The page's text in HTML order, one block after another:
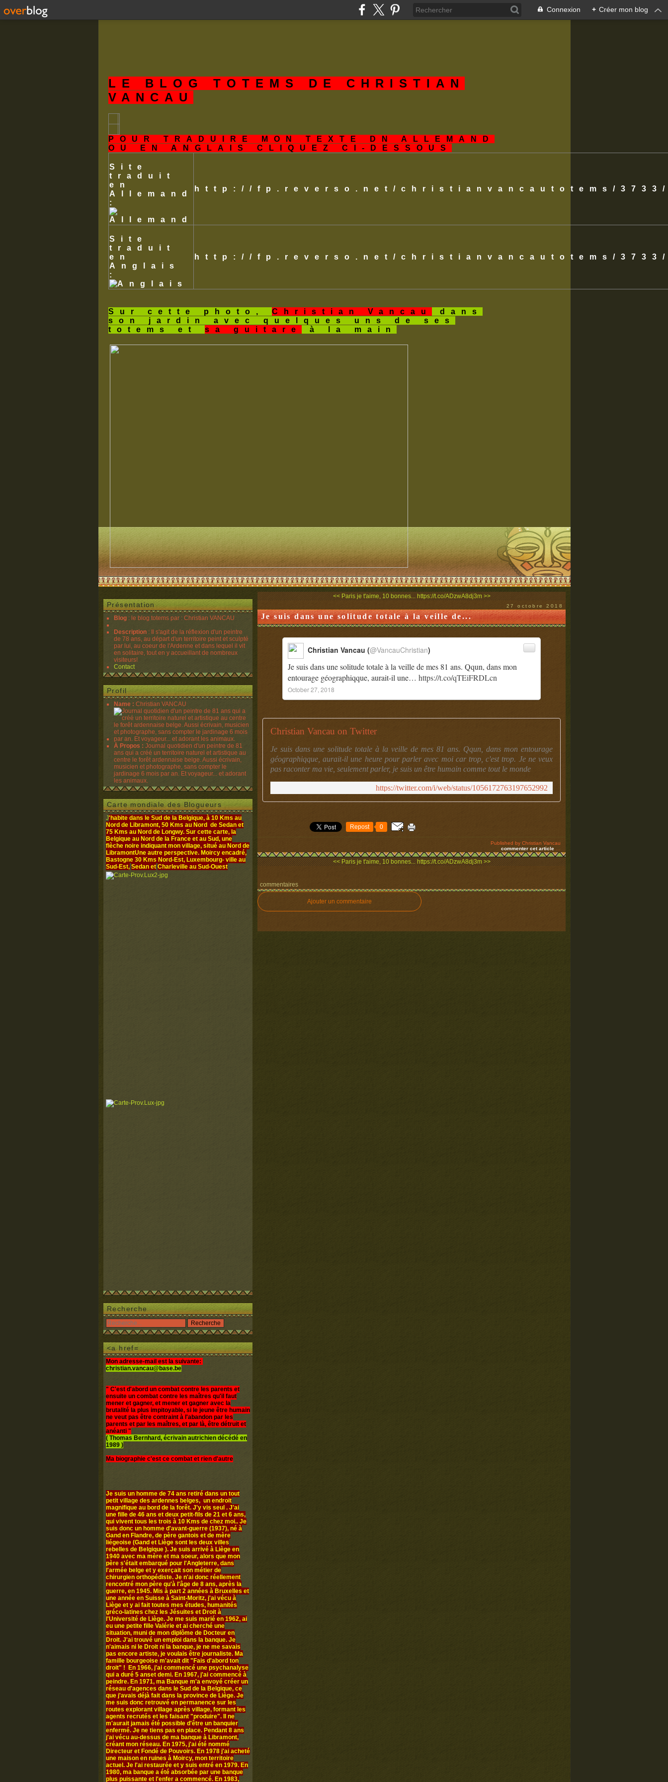
Connexion + Créer mon blog
LE BLOG TOTEMS DE CHRISTIAN
VANCAU
POUR TRADUIRE MON TEXTE DN ALLEMAND
OU EN ANGLAIS CLIQUEZ CI-DESSOUS
Site
traduit
en
Allemand
:
http://fp.reverso.net/christianvancautotems/
Site
traduit
en
Anglais
:
http://fp.reverso.net/christianvancautotems/
Sur cette photo, Christian Vancau
dans
son jardin avec quelques uns de ses
totems et sa guitare à la main
Présentation
Blog : le blog totems par : Christian VANCAU
Description : Il s'agit de la réflexion d'un peintre
de 78 ans, au départ d'un territoire peint et sculpté
par lui, au coeur de l'Ardenne et dans lequel il vit
en solitaire, tout en y accueillant de nombreux
visiteurs!
Contact
Profil
Name : Christian VANCAU
À Propos : Journal quotidien d'un peintre de 81
ans qui a créé un territoire naturel et artistique au
centre le forêt ardennaise belge. Aussi écrivain,
musicien et photographe, sans compter le
jardinage 6 mois par an. Et voyageur... et adorant
les animaux.
Carte mondiale des Blogueurs
J'habite dans le Sud de la Belgique, à 10 Kms au
Nord de Libramont, 50 Kms au Nord de Sedan et
75 Kms au Nord de Longwy. Sur cette carte, la
Belgique au Nord de la France et au Sud, une
flèche noire indiquant mon village, situé au Nord de
LibramontUne autre perspective. Moircy encadré,
Bastogne 30 Kms Nord-Est, Luxembourg- ville au
Sud-Est, Sedan et Charleville au Sud-Ouest
Recherche
<a href=
Mon adresse-mail est la suivante:
christian.vancau@base.be
" C'est d'abord un combat contre les parents et
ensuite un combat contre les maîtres qu'il faut
mener et gagner, et mener et gagner avec la
brutalité la plus impitoyable, si le jeune être humain
ne veut pas être contraint à l'abandon par les
parents et par les maîtres, et par là, être détruit et
anéanti "
( Thomas Bernhard, écrivain autrichien décédé en
1989 )
Ma biographie c'est ce combat et rien d'autre
Je suis un homme de 74 ans retiré dans un tout
petit village des ardennes belges, un endroit
magnifique au bord de la forêt. J'y vis seul . J'ai
une fille de 46 ans et deux petit-fils de 21 et 6 ans,
qui vivent tous les trois à 10 Kms de chez moi.. Je
suis donc un homme d'avant-guerre (1937), né à
Gand en Flandre, de père gantois et de mère
liégeoise (Gand et Liège sont les deux villes
rebelles de Belgique ). Je suis arrivé à Liège en
1940 avec ma mère et ma soeur, alors que mon
père s'était embarqué pour l'Angleterre, dans
l'armée belge et y exerçait son métier de
chirurgien orthopédiste. Je n'ai donc réellement
rencontré mon père qu'à l'âge de 8 ans, après la
guerre, en 1945. Mis à part 2 années à Bruxelles et
une année en Suisse à Saint-Moritz, j'ai vécu à
Liège et y ai fait toutes mes études, humanités
gréco-latines chez les Jésuites et Droit à
l'Université de Liège. Je me suis marié en 1962, ai
eu une petite fille Valérie et ai cherché une
situation, muni de mon diplôme de Docteur en
Droit. J'ai trouvé un emploi dans la banque. Je
n'aimais ni le Droit ni la banque, je ne me savais
pas encore artiste, je voulais être journaliste. Ma
famille bourgeoise m'avait dit "Fais d'abord ton
droit" ! En 1966, j'ai commencé une psychanalyse
qui a duré 5 anset demi. En 1967, j'ai commencé à
peindre. En 1971, ma Banque m'a envoyé créer un
réseau d'agences dans le Sud de la Belgique, ce
que j'avais déjà fait dans la province de Liège. Je
me suis donc retrouvé en permanence sur les
routes explorant village après village, formant les
agents recrutés et les faisant "produire". Il ne
m'aurait jamais été possible d'être un banquier
enfermé. Je ne tiens pas en place. Pendant 8 ans
j'ai vécu au-dessus de ma banque à Libramont,
créant mon réseau. En 1975, j'ai été nommé
Directeur et Fondé de Pouvoirs. En 1978 j'ai acheté
une maison en ruines à Moircy, mon territoire
actuel. Je l'ai restaurée et y suis entré en 1979. En
1980, ma banque a été absorbée par une banque
plus puissante et l'enfer a commencé. En 1983,
<< Paris je t'aime, 10 bonnes... https://t.co/ADzwA8dj3m >>
27 octobre 2018
Je suis dans une solitude totale à la veille de...
Je suis dans une solitude totale à la veille de mes 81 ans. Qqun, dans mon
entourage géographiqque, aurait-il une… https://t.co/qTEiFRDLcn
Christian Vancau (@VancauChristian)
October 27, 2018
Christian Vancau on Twitter
Je suis dans une solitude totale à la veille de mes 81 ans. Qqun, dans mon entourage
géographiqque, aurait-il une heure pour parler avec moi car trop, c'est trop. Je ne veux
pas raconter ma vie, seulement parler, je suis un être humain comme tout le monde
https://twitter.com/i/web/status/1056172763197652992
Repost 0
Published by Christian Vancau
commenter cet article
<< Paris je t'aime, 10 bonnes... https://t.co/ADzwA8dj3m >>
commentaires
Ajouter un commentaire